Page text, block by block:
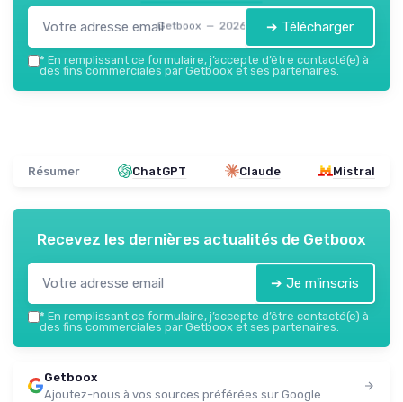
Getboox — 2026 ➔ Télécharger
* En remplissant ce formulaire, j’accepte d’être contacté(e) à
des fins commerciales par Getboox et ses partenaires.
Résumer ChatGPT Claude Mistral
Recevez les dernières actualités de Getboox
➔ Je m'inscris
* En remplissant ce formulaire, j’accepte d’être contacté(e) à
des fins commerciales par Getboox et ses partenaires.
Getboox
Ajoutez-nous à vos sources préférées sur Google